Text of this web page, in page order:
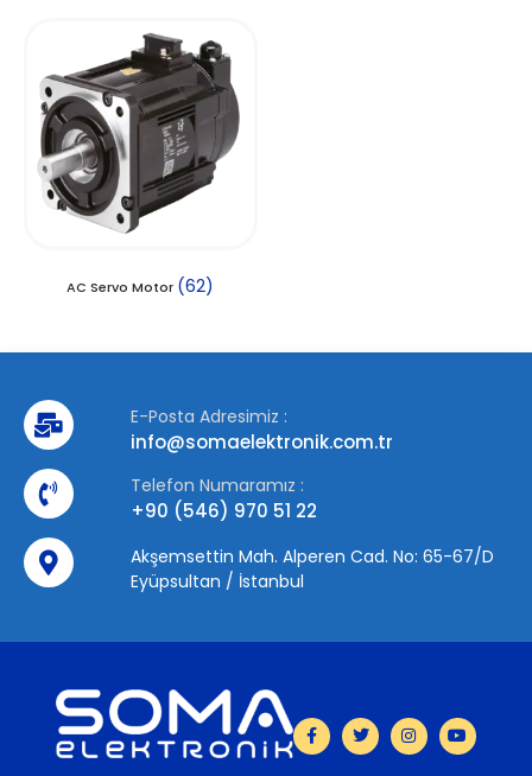
AC Servo Motor (62)
E-Posta Adresimiz :
info@somaelektronik.com.tr
Telefon Numaramız :
+90 (546) 970 51 22
Akşemsettin Mah. Alperen Cad. No: 65-67/D
Eyüpsultan / İstanbul